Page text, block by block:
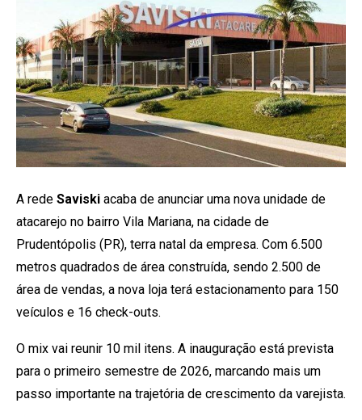
A rede Saviski acaba de anunciar uma nova unidade de
atacarejo no bairro Vila Mariana, na cidade de
Prudentópolis (PR), terra natal da empresa. Com 6.500
metros quadrados de área construída, sendo 2.500 de
área de vendas, a nova loja terá estacionamento para 150
veículos e 16 check-outs.
O mix vai reunir 10 mil itens. A inauguração está prevista
para o primeiro semestre de 2026, marcando mais um
passo importante na trajetória de crescimento da varejista.